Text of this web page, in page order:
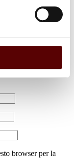
obbligatori sono
browser per la